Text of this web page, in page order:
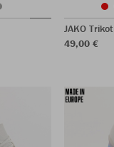
JAKO
49,00 €